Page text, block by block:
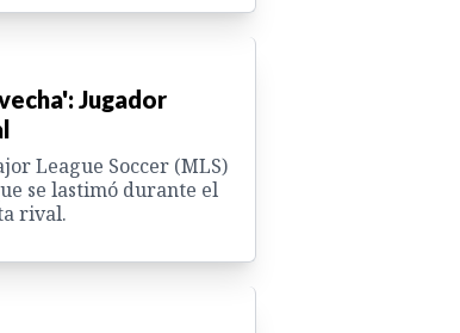
Jugador
League Soccer (MLS)
se lastimó durante el
rival.